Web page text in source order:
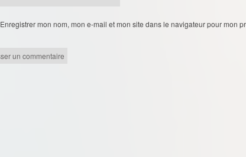
Enregistrer mon nom, mon e-mail et mon site dans le navigateur pour mon